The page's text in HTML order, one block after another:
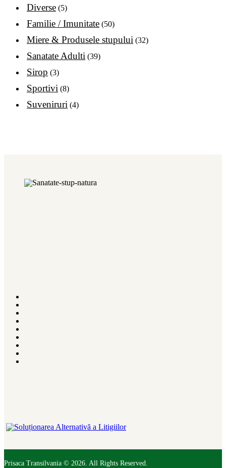
Diverse (5)
Familie / Imunitate (50)
Miere & Produsele stupului (32)
Sanatate Adulti (39)
Sirop (3)
Sportivi (8)
Suveniruri (4)
Prisaca Transilvania © 2026. All Rights Reserved.